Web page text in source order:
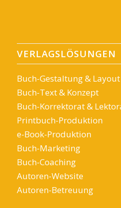
VERLAGSLÖSUNGEN
Buch-Gestaltung & Layout
Buch-Text & Konzept
Buch-Korrektorat &
Printbuch-Produktion
e-Book-Produktion
Buch-Marketing
Buch-Coaching
Autoren-Website
Autoren-Betreuung